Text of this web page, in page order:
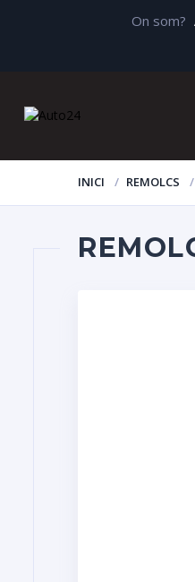
On som?
INICI REMOLCS